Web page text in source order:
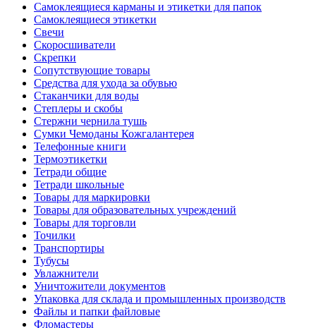
Самоклеящиеся карманы и этикетки для папок
Самоклеящиеся этикетки
Свечи
Скоросшиватели
Скрепки
Сопутствующие товары
Средства для ухода за обувью
Стаканчики для воды
Степлеры и скобы
Стержни чернила тушь
Сумки Чемоданы Кожгалантерея
Телефонные книги
Термоэтикетки
Тетради общие
Тетради школьные
Товары для маркировки
Товары для образовательных учреждений
Товары для торговли
Точилки
Транспортиры
Тубусы
Увлажнители
Уничтожители документов
Упаковка для склада и промышленных производств
Файлы и папки файловые
Фломастеры